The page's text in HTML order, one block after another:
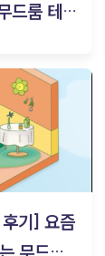
드룸 테스
기] 요즘